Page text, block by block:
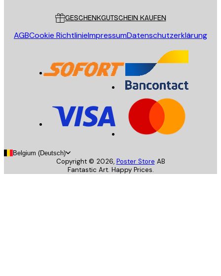
GESCHENKGUTSCHEIN KAUFEN
AGBCookie RichtlinieImpressumDatenschutzerklärung
Belgium (Deutsch)
Copyright © 2026, Poster Store AB
Fantastic Art. Happy Prices.